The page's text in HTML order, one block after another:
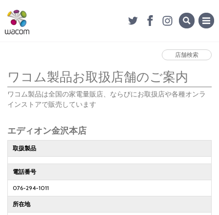
店舗検索
ワコム製品お取扱店舗のご案内
ワコム製品は全国の家電量販店、ならびにお取扱店や各種オンラ
インストアで販売しています
エディオン金沢本店
取扱製品
電話番号
076-294-1011
所在地